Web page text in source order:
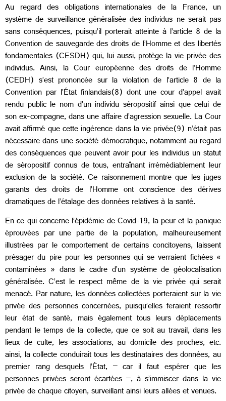
Au regard des obligations internationales de la France, un
système de surveillance généralisée des individus ne serait pas
sans conséquences, puisqu’il porterait atteinte à l’article 8 de la
Convention de sauvegarde des droits de l’Homme et des libertés
fondamentales (CESDH) qui, lui aussi, protège la vie privée des
individus. Ainsi, la Cour européenne des droits de l’Homme
(CEDH) s’est prononcée sur la violation de l’article 8 de la
Convention par l’État finlandais(8) dont une cour d’appel avait
rendu public le nom d’un individu séropositif ainsi que celui de
son ex-compagne, dans une affaire d’agression sexuelle. La Cour
avait affirmé que cette ingérence dans la vie privée(9) n’était pas
nécessaire dans une société démocratique, notamment au regard
des conséquences que peuvent avoir pour les individus un statut
de séropositif connus de tous, entraînant irrémédiablement leur
exclusion de la société. Ce raisonnement montre que les juges
garants des droits de l’Homme ont conscience des dérives
dramatiques de l’étalage des données relatives à la santé.
En ce qui concerne l’épidémie de Covid-19, la peur et la panique
éprouvées par une partie de la population, malheureusement
illustrées par le comportement de certains concitoyens, laissent
présager du pire pour les personnes qui se verraient fichées «
contaminées » dans le cadre d’un système de géolocalisation
généralisée. C’est le respect même de la vie privée qui serait
menacé. Par nature, les données collectées porteraient sur la vie
privée des personnes concernées, puisqu’elles feraient ressortir
leur état de santé, mais également tous leurs déplacements
pendant le temps de la collecte, que ce soit au travail, dans les
lieux de culte, les associations, au domicile des proches, etc.
ainsi, la collecte conduirait tous les destinataires des données, au
premier rang desquels l’État, – car il faut espérer que les
personnes privées seront écartées –, à s’immiscer dans la vie
privée de chaque citoyen, surveillant ainsi leurs allées et venues.